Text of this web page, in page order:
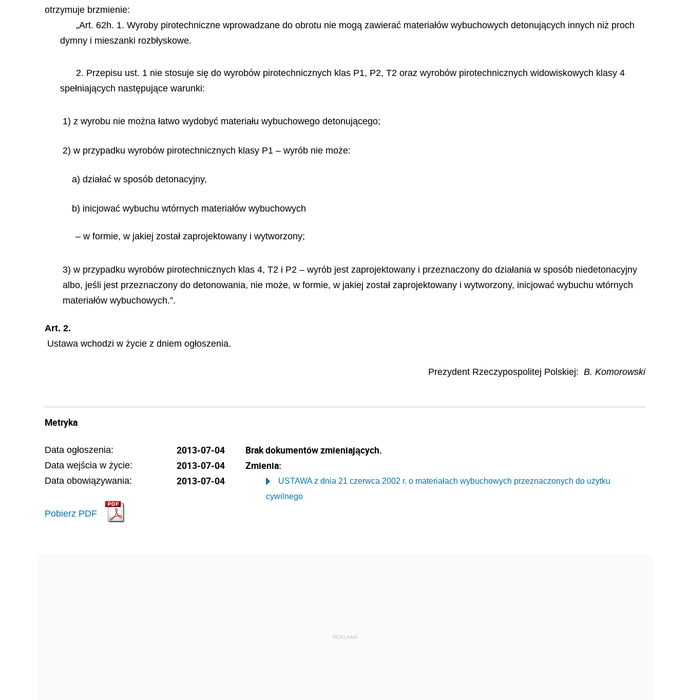
otrzymuje brzmienie:
„Art. 62h. 1. Wyroby pirotechniczne wprowadzane do obrotu nie mogą zawierać materiałów wybuchowych detonujących innych niż proch
dymny i mieszanki rozbłyskowe.
2. Przepisu ust. 1 nie stosuje się do wyrobów pirotechnicznych klas P1, P2, T2 oraz wyrobów pirotechnicznych widowiskowych klasy 4
spełniających następujące warunki:
1) z wyrobu nie można łatwo wydobyć materiału wybuchowego detonującego;
2) w przypadku wyrobów pirotechnicznych klasy P1 – wyrób nie może:
a) działać w sposób detonacyjny,
b) inicjować wybuchu wtórnych materiałów wybuchowych
– w formie, w jakiej został zaprojektowany i wytworzony;
3) w przypadku wyrobów pirotechnicznych klas 4, T2 i P2 – wyrób jest zaprojektowany i przeznaczony do działania w sposób niedetonacyjny
albo, jeśli jest przeznaczony do detonowania, nie może, w formie, w jakiej został zaprojektowany i wytworzony, inicjować wybuchu wtórnych
materiałów wybuchowych.”.
Art. 2.
Ustawa wchodzi w życie z dniem ogłoszenia.
Prezydent Rzeczypospolitej Polskiej: B. Komorowski
Metryka
Data ogłoszenia: 2013-07-04
Data wejścia w życie: 2013-07-04
Data obowiązywania: 2013-07-04
Pobierz PDF
Brak dokumentów zmieniających.
Zmienia:
USTAWA z dnia 21 czerwca 2002 r. o materiałach wybuchowych przeznaczonych do użytku
cywilnego